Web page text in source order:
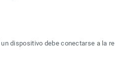
dispositivo debe conectarse a la